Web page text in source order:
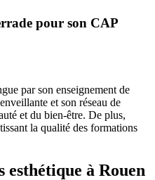
pour son CAP
par son enseignement de
et son réseau de
et du bien-être. De plus,
la qualité des formations
esthétique à Rouen